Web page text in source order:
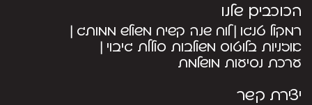
הכוכבים שלנו
רמקול טנגו לוח שנה קשיח משולש ממותג
אוזניות בלוטוס משולבות סוללת גיבוי
ערכת נסיעות מושלמת
יצירת קשר